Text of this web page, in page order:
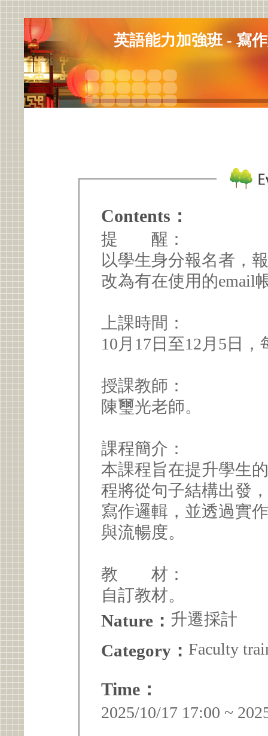
英語能力加強班 - 寫
Contents：
提 醒：
以學生身分報名者，
改為有在使用的email
上課時間：
10月17日至12月5日
授課教師：
陳璽光老師。
課程簡介：
本課程旨在提升學生
程將從句子結構出發
寫作邏輯，並透過實
與流暢度。
教 材：
自訂教材。
Nature： 升遷採計
Category： Faculty
Time：
2025/10/17 17:00 ~